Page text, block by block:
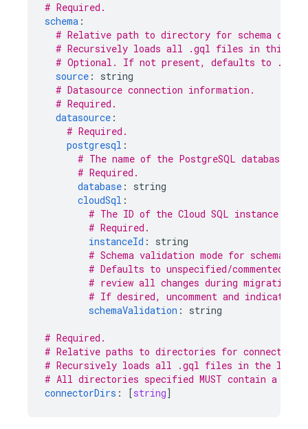
# Required.
schema :
# Relative path to directory for schema
# Recursively loads all .gql files in this
# Optional. If not present, defaults to ./
source :
string
# Datasource connection information.
# Required.
datasource :
# Required.
postgresql :
# The name of the PostgreSQL database.
# Required.
database :
string
cloudSql :
# The ID of the Cloud SQL instance
# Required.
instanceId :
string
# Schema validation mode for schema
# Defaults to unspecified/commented
# review all changes during migration.
# If desired, uncomment and indicate
schemaValidation : string
# Required.
# Relative paths to directories for connector
# Recursively loads all .gql files in the
# All directories specified MUST contain a
connectorDirs : [string]